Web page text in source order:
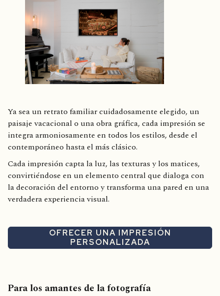
Ya sea un retrato familiar cuidadosamente elegido, un
paisaje vacacional o una obra gráfica, cada impresión se
integra armoniosamente en todos los estilos, desde el
contemporáneo hasta el más clásico.
Cada impresión capta la luz, las texturas y los matices,
convirtiéndose en un elemento central que dialoga con
la decoración del entorno y transforma una pared en una
verdadera experiencia visual.
OFRECER UNA IMPRESIÓN
PERSONALIZADA
Para los amantes de la fotografía